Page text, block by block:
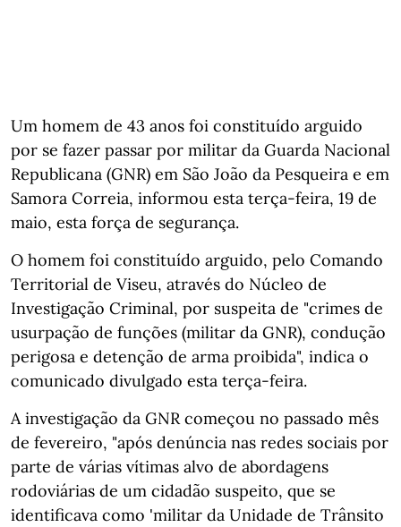
Um homem de 43 anos foi constituído arguido
por se fazer passar por militar da Guarda Nacional
Republicana (GNR) em São João da Pesqueira e em
Samora Correia, informou esta terça-feira, 19 de
maio, esta força de segurança.
O homem foi constituído arguido, pelo Comando
Territorial de Viseu, através do Núcleo de
Investigação Criminal, por suspeita de "crimes de
usurpação de funções (militar da GNR), condução
perigosa e detenção de arma proibida", indica o
comunicado divulgado esta terça-feira.
A investigação da GNR começou no passado mês
de fevereiro, "após denúncia nas redes sociais por
parte de várias vítimas alvo de abordagens
rodoviárias de um cidadão suspeito, que se
identificava como 'militar da Unidade de Trânsito